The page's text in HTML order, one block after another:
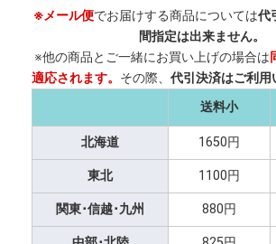
※メール便でお届けする商品については代
間指定は出来ません。
※他の商品とご一緒にお買い上げの場合は
適応されます。 その際、 代引決済はご利用
送料小
北海道 1650円
東北 1100円
関東･信越･九州 880円